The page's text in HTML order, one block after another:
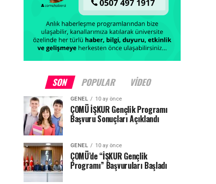
SON POPULAR VIDEO
GENEL 10 ay önce
ÇOMÜ İŞKUR Gençlik Programı
Başvuru Sonuçları Açıklandı
GENEL 10 ay önce
ÇOMÜ’de “İŞKUR Gençlik
Programı” Başvuruları Başladı